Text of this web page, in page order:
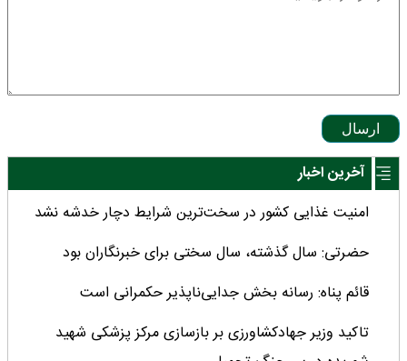
ارسال
آخرین اخبار
امنیت غذایی کشور در سخت‌ترین شرایط دچار خدشه نشد
حضرتی: سال گذشته، سال سختی برای خبرنگاران بود
قائم پناه: رسانه بخش جدایی‌ناپذیر حکمرانی است
تاکید وزیر جهادکشاورزی بر بازسازی مرکز پزشکی شهید